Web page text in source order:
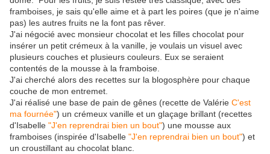
framboises, je sais qu'elle aime et à part les poires (que je n'aime
pas) les autres fruits ne la font pas rêver.
J'ai négocié avec monsieur chocolat et les filles chocolat pour
insérer un petit crémeux à la vanille, je voulais un visuel avec
plusieurs couches et plusieurs couleurs. Eux se seraient
contentés de la mousse à la framboise.
J'ai cherché alors des recettes sur la blogosphère pour chaque
couche de mon entremet.
J'ai réalisé une base de pain de gênes (recette de Valérie C'est
ma fournée") un crémeux vanille et un glaçage brillant (recettes
d'Isabelle "J'en reprendrai bien un bout") une mousse aux
framboises (inspirée d'Isabelle "J'en reprendrai bien un bout") et
un croustillant au chocolat blanc.